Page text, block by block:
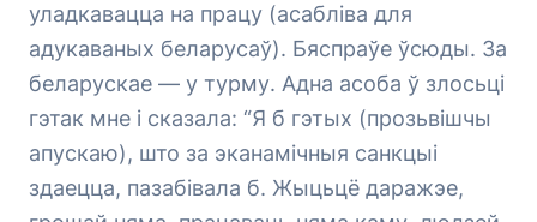
уладкавацца на працу (асабліва для
адукаваных беларусаў). Бяспраўе ўсюды. За
беларускае — у турму. Адна асоба ў злосьці
гэтак мне і сказала: “Я б гэтых (прозьвішчы
апускаю), што за эканамічныя санкцыі
здаецца, пазабівала б. Жыцьцё даражэе,